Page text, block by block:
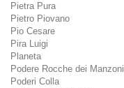
Pietra Pura
Pietro Piovano
Pio Cesare
Pira Luigi
Planeta
Podere Rocche dei Manzoni
Poderi Colla